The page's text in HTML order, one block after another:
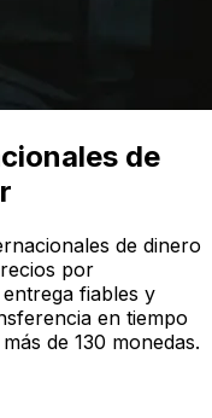
de
de dinero
por
fiables y
en tiempo
de 130 monedas.